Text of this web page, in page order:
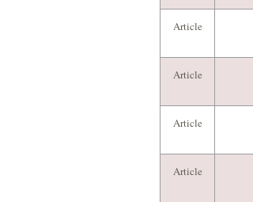
Article
Article
Article
Article